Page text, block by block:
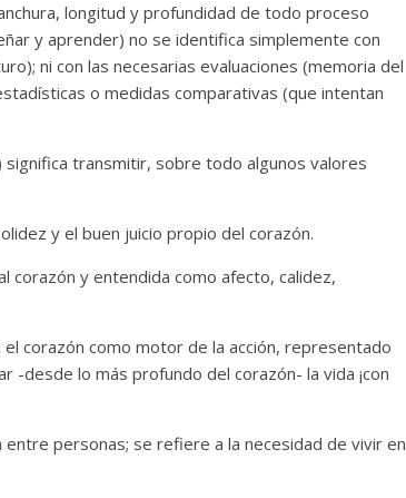
longitud y profundidad de todo proceso
y aprender) no se identifica simplemente con
ni con las necesarias evaluaciones (memoria del
o medidas comparativas (que intentan
transmitir, sobre todo algunos valores
y el buen juicio propio del corazón.
corazón y entendida como afecto, calidez,
el corazón como motor de la acción, representado
-desde lo más profundo del corazón- la vida ¡con
entre personas; se refiere a la necesidad de vivir en